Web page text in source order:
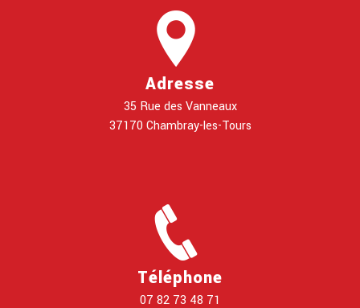
Adresse
35 Rue des Vanneaux
37170 Chambray-les-Tours
Téléphone
07 82 73 48 71